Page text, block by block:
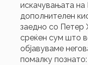
искачувањата
дополнителен
заедно со Петер
среќен сум што
објавуваме
помалку